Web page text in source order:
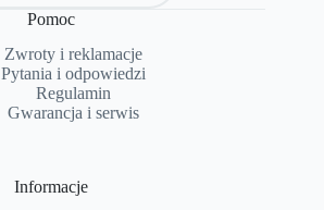
Pomoc
Zwroty i reklamacje
Pytania i odpowiedzi
Regulamin
Gwarancja i serwis
Informacje